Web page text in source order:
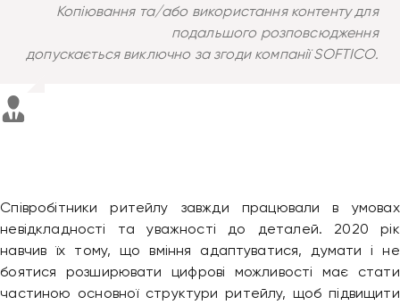
Копіювання та/або використання контенту для
подальшого розповсюдження
допускається виключно за згоди компанії SOFTICO.
Співробітники ритейлу завжди працювали в умовах
невідкладності та уважності до деталей. 2020 рік
навчив їх тому, що вміння адаптуватися, думати і не
боятися розширювати цифрові можливості має стати
частиною основної структури ритейлу, щоб підвищити